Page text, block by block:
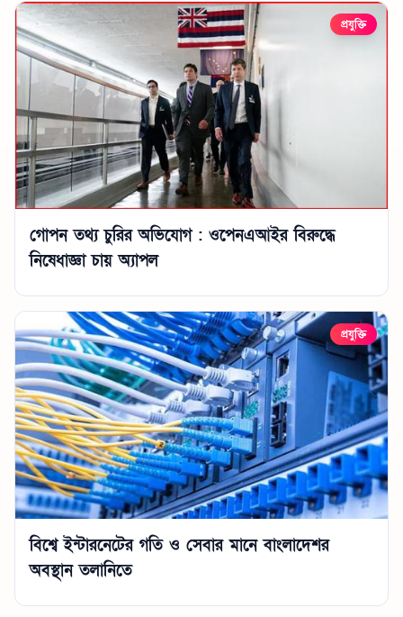
প্রযুক্তি
গোপন তথ্য চুরির অভিযোগ : ওপেনএআইর বিরুদ্ধে
নিষেধাজ্ঞা চায় অ্যাপল
প্রযুক্তি
বিশ্বে ইন্টারনেটের গতি ও সেবার মানে বাংলাদেশর
অবস্থান তলানিতে